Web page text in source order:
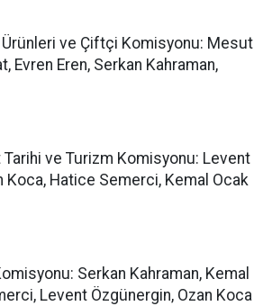
Ürünleri ve Çiftçi Komisyonu: Mesut
Evren Eren, Serkan Kahraman,
Tarihi ve Turizm Komisyonu: Levent
Koca, Hatice Semerci, Kemal Ocak
Serkan Kahraman, Kemal
Levent Özgünergin, Ozan Koca